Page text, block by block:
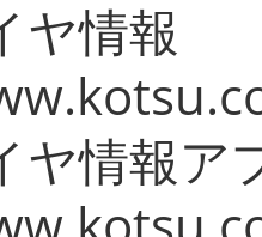
ヤ情報
ヤ情報ア